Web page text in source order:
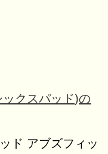
クスパッド)の
ド アブズフィッ